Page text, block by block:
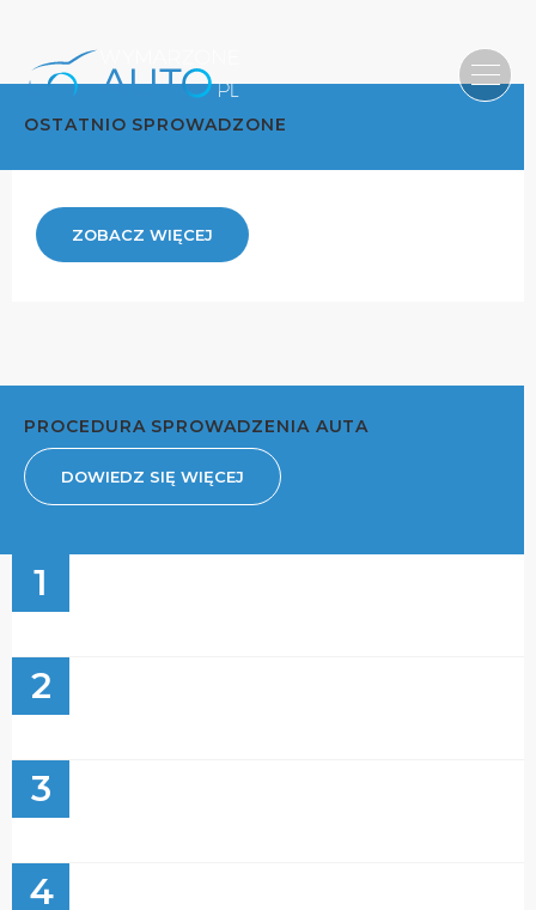
OSTATNIO SPROWADZONE
ZOBACZ WIĘCEJ
PROCEDURA SPROWADZENIA AUTA
DOWIEDZ SIĘ WIĘCEJ
1
2
3
4